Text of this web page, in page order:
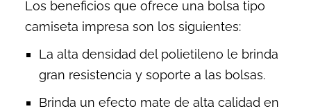
Los beneficios que ofrece una bolsa tipo
camiseta impresa son los siguientes:
La alta densidad del polietileno le brinda
gran resistencia y soporte a las bolsas.
Brinda un efecto mate de alta calidad en